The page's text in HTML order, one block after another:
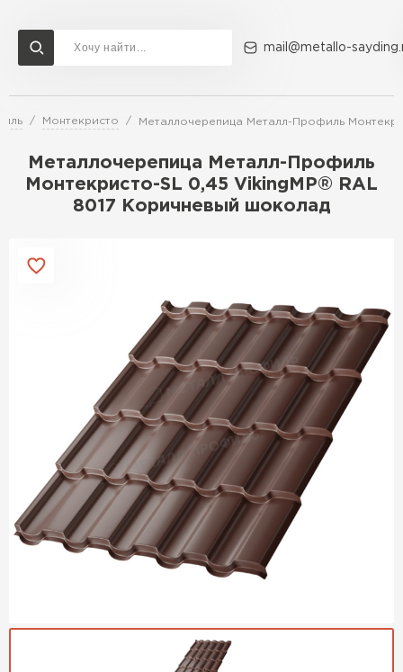
mail@metallo-
Монтекристо Металлочерепица Металл-Профиль
Металлочерепица Металл-Профиль
Монтекристо-SL 0,45 VikingMP® RAL
8017 Коричневый шоколад
Доставка и оплата Акции О компании Контакты
Перейти в каталог